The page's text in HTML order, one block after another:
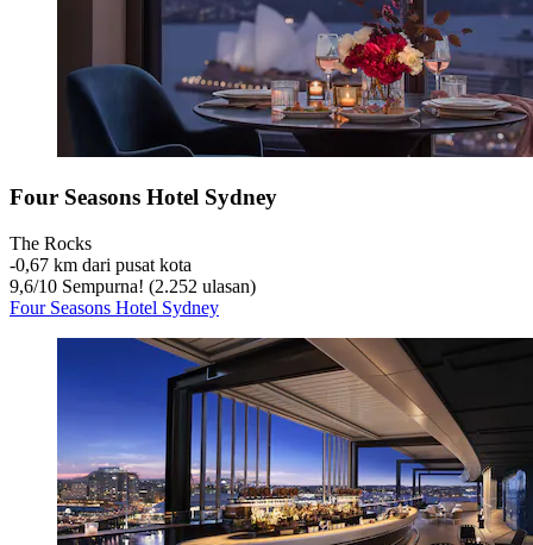
Four Seasons Hotel Sydney
The Rocks
‐0,67 km dari pusat kota
9,6/10 Sempurna! (2.252 ulasan)
Four Seasons Hotel Sydney